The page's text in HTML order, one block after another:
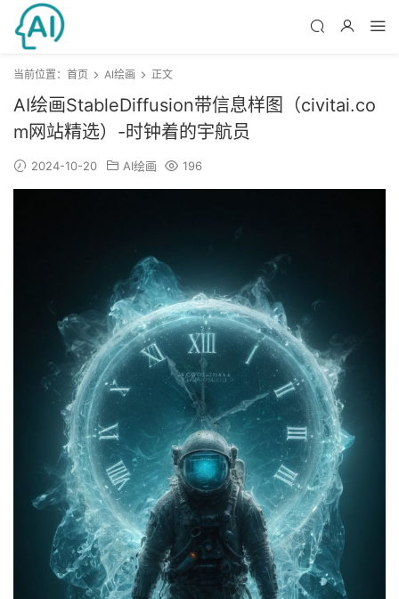
当前位置： 首页 AI绘画 正文
AI绘画StableDiffusion带信息样图（civitai.co
m网站精选）-时钟着的宇航员
2024-10-20 AI绘画 196